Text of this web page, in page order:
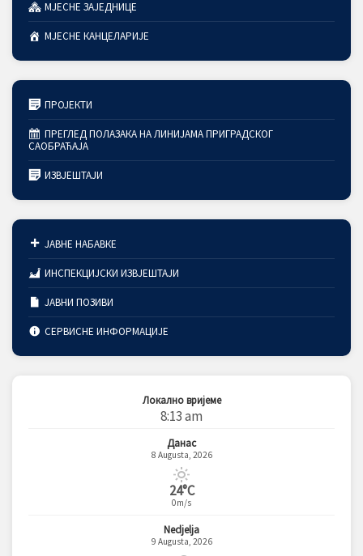
МЈЕСНЕ ЗАЈЕДНИЦЕ
МЈЕСНЕ КАНЦЕЛАРИЈЕ
ПРОЈЕКТИ
ПРЕГЛЕД ПОЛАЗАКА НА ЛИНИЈАМА ПРИГРАДСКОГ
САОБРАЋАЈА
ИЗВЈЕШТАЈИ
ЈАВНЕ НАБАВКЕ
ИНСПЕКЦИЈСКИ ИЗВЈЕШТАЈИ
ЈАВНИ ПОЗИВИ
СЕРВИСНЕ ИНФОРМАЦИЈЕ
Локално вријеме
8:13 am
Данас
8 Augusta, 2026
24°C
0m/s
Nedjelja
9 Augusta, 2026